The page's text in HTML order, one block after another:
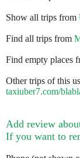
Show all trips from
Find all trips from
Find empty places
Other trips of this
taxiuber7.com/
Add review
If you want to